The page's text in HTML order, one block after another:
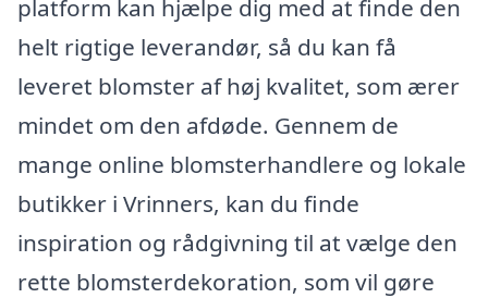
platform kan hjælpe dig med at finde den
helt rigtige leverandør, så du kan få
leveret blomster af høj kvalitet, som ærer
mindet om den afdøde. Gennem de
mange online blomsterhandlere og lokale
butikker i Vrinners, kan du finde
inspiration og rådgivning til at vælge den
rette blomsterdekoration, som vil gøre